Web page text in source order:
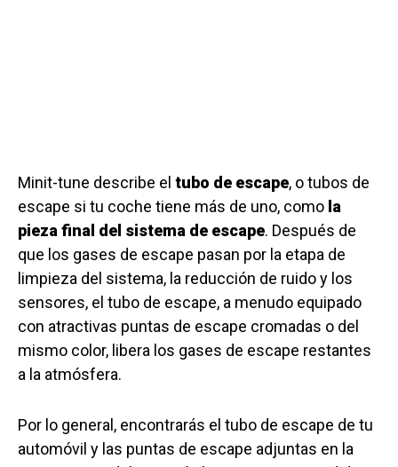
Minit-tune describe el tubo de escape, o tubos de
escape si tu coche tiene más de uno, como la
pieza final del sistema de escape. Después de
que los gases de escape pasan por la etapa de
limpieza del sistema, la reducción de ruido y los
sensores, el tubo de escape, a menudo equipado
con atractivas puntas de escape cromadas o del
mismo color, libera los gases de escape restantes
a la atmósfera.
Por lo general, encontrarás el tubo de escape de tu
automóvil y las puntas de escape adjuntas en la